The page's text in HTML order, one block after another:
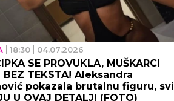
18:30 04.07.2026
SE PROVUKLA, MUŠKARCI
BEZ TEKSTA! Aleksandra
pokazala brutalnu figuru, svi
U OVAJ DETALJ! (FOTO)